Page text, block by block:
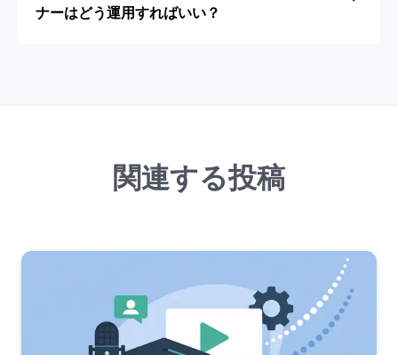
ナーはどう運用すればいい？
関連する投稿